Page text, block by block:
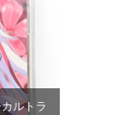
ルトラ